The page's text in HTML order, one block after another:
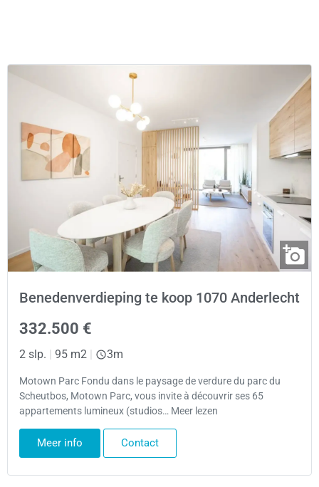
Benedenverdieping te koop 1070 Anderlecht
332.500 €
2 slp. 95 m2 3m
Motown Parc Fondu dans le paysage de verdure du parc du
Scheutbos, Motown Parc, vous invite à découvrir ses 65
appartements lumineux (studios… Meer lezen
Meer info Contact